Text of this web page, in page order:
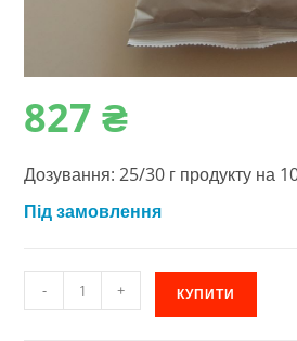
827₴
Дозування: 25/30 г продукту на
Під замовлення
Гарячий
шоколад
- + КУПИТИ